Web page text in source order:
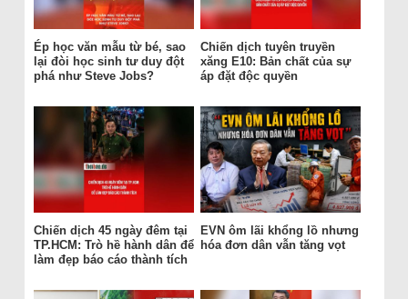
Ép học văn mẫu từ bé, sao
lại đòi học sinh tư duy đột
phá như Steve Jobs?
Chiến dịch tuyên truyền
xăng E10: Bản chất của sự
áp đặt độc quyền
Chiến dịch 45 ngày đêm tại
TP.HCM: Trò hề hành dân để
làm đẹp báo cáo thành tích
EVN ôm lãi khổng lồ nhưng
hóa đơn dân vẫn tăng vọt